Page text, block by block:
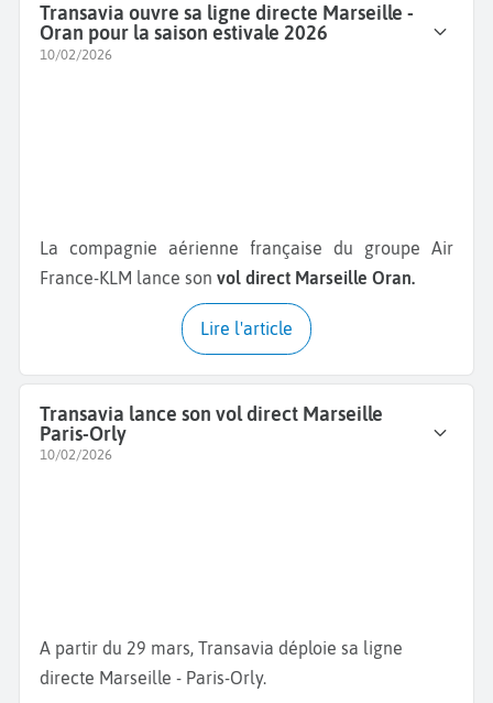
Transavia ouvre sa ligne directe Marseille -
Oran pour la saison estivale 2026
10/02/2026
La compagnie aérienne française du groupe Air
France-KLM lance son vol direct Marseille Oran.
Lire l'article
Transavia lance son vol direct Marseille
Paris-Orly
10/02/2026
A partir du 29 mars, Transavia déploie sa ligne
directe Marseille - Paris-Orly.